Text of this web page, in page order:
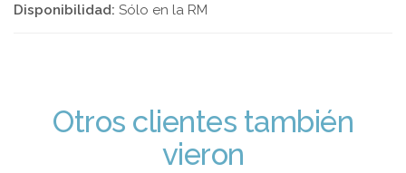
Disponibilidad: Sólo en la RM
Otros clientes también
vieron